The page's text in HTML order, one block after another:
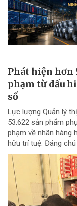
Phát hiện hơn
phạm từ dấu
số
Lực lượng Quản lý
53.622 sản phẩm
phạm về nhãn hàng
hữu trí tuệ. Đáng chú